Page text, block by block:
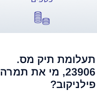
תעלומת תיק מס.
23906, מי את תמרה
פילניקוב?